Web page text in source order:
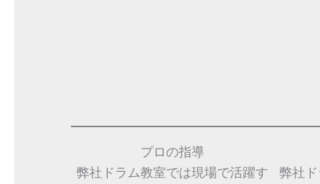
プロの指導
弊社ドラム教室では現場で活躍す
弊社